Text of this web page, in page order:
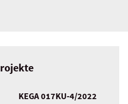
KEGA 017KU-4/2022